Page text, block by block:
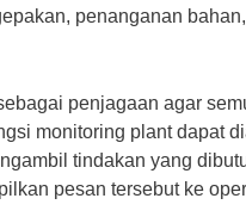
penanganan
penjagaan agar
monitoring plant dapat
tindakan yang
pesan tersebut ke